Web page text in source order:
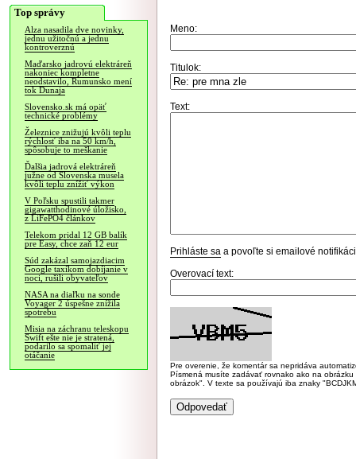
Top správy
Alza nasadila dve novinky,
jednu užitočnú a jednu
kontroverznú
Maďarsko jadrovú elektráreň
nakoniec kompletne
neodstavilo, Rumunsko mení
tok Dunaja
Slovensko.sk má opäť
technické problémy
Železnice znižujú kvôli teplu
rýchlosť iba na 50 km/h,
spôsobuje to meškanie
Ďalšia jadrová elektráreň
južne od Slovenska musela
kvôli teplu znížiť výkon
V Poľsku spustili takmer
gigawatthodinové úložisko,
z LiFePO4 článkov
Telekom pridal 12 GB balík
pre Easy, chce zaň 12 eur
Súd zakázal samojazdiacim
Google taxíkom dobíjanie v
noci, rušili obyvateľov
NASA na diaľku na sonde
Voyager 2 úspešne znížila
spotrebu
Misia na záchranu teleskopu
Swift ešte nie je stratená,
podarilo sa spomaliť jej
otáčanie
Meno:
Titulok:
Text:
Prihláste sa a povoľte si emailové
Overovací text:
Pre overenie, že komentár sa nepridáva
Písmená musíte zadávať rovnako ako na
obrázok". V texte sa používajú iba znaky